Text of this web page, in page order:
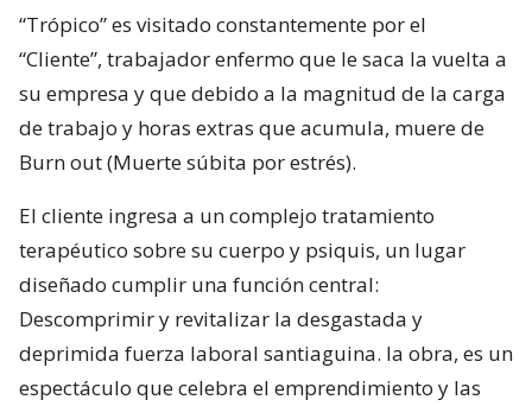
“Trópico” es visitado constantemente por el
“Cliente”, trabajador enfermo que le saca la vuelta a
su empresa y que debido a la magnitud de la carga
de trabajo y horas extras que acumula, muere de
Burn out (Muerte súbita por estrés).
El cliente ingresa a un complejo tratamiento
terapéutico sobre su cuerpo y psiquis, un lugar
diseñado cumplir una función central:
Descomprimir y revitalizar la desgastada y
deprimida fuerza laboral santiaguina. la obra, es un
espectáculo que celebra el emprendimiento y las